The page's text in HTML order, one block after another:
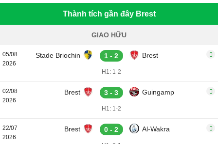
Thành tích gần đây Brest
GIAO HỮU
05/08
2026
Stade Briochin 1 - 2 Brest
H1: 1-2
02/08
2026
Brest 3 - 3 Guingamp
H1: 1-2
22/07
2026
Brest 0 - 2 Al-Wakra